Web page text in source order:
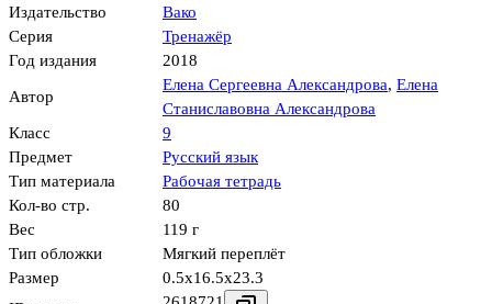
Издательство
Вако
Серия
Тренажёр
Год издания
2018
Автор
Елена Сергеевна Александрова, Елена
Станиславовна Александрова
Класс
9
Предмет
Русский язык
Тип материала
Рабочая тетрадь
Кол-во стр.
80
Вес
119 г
Тип обложки
Мягкий переплёт
Размер
0.5x16.5x23.3